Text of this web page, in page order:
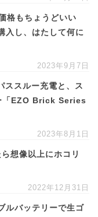
格もちょうどいい
入し、はたして何に
2023年9月7日
スルー充電と、ス
「EZO Brick Series
2023年8月1日
想像以上にホコリ
2022年12月31日
ルバッテリーで生ゴ